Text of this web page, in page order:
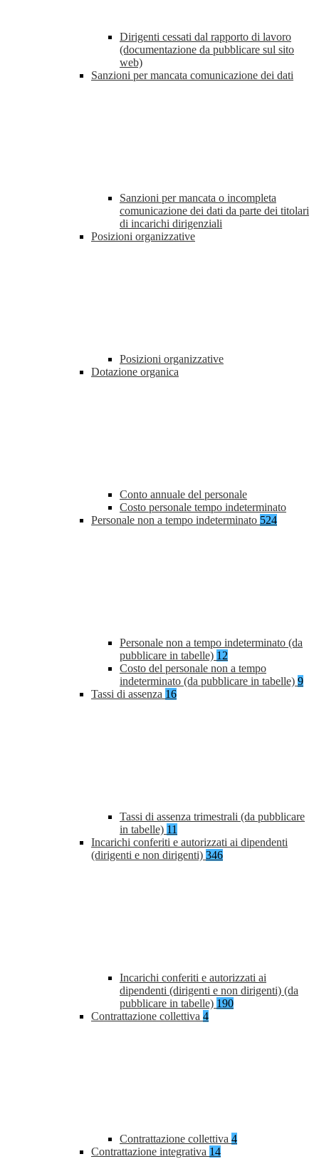
Dirigenti cessati dal rapporto di lavoro
(documentazione da pubblicare sul sito
web)
Sanzioni per mancata comunicazione dei dati
Sanzioni per mancata o incompleta
comunicazione dei dati da parte dei titolari
di incarichi dirigenziali
Posizioni organizzative
Posizioni organizzative
Dotazione organica
Conto annuale del personale
Costo personale tempo indeterminato
Personale non a tempo indeterminato 524
Personale non a tempo indeterminato (da
pubblicare in tabelle) 12
Costo del personale non a tempo
indeterminato (da pubblicare in tabelle) 9
Tassi di assenza 16
Tassi di assenza trimestrali (da pubblicare
in tabelle) 11
Incarichi conferiti e autorizzati ai dipendenti
(dirigenti e non dirigenti) 346
Incarichi conferiti e autorizzati ai
dipendenti (dirigenti e non dirigenti) (da
pubblicare in tabelle) 190
Contrattazione collettiva 4
Contrattazione collettiva 4
Contrattazione integrativa 14